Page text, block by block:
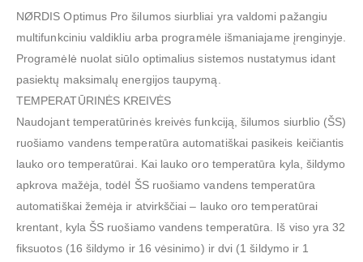
NØRDIS Optimus Pro šilumos siurbliai yra valdomi pažangiu
multifunkciniu valdikliu arba programėle išmaniajame įrenginyje.
Programėlė nuolat siūlo optimalius sistemos nustatymus idant
pasiektų maksimalų energijos taupymą.
TEMPERATŪRINĖS KREIVĖS
Naudojant temperatūrinės kreivės funkciją, šilumos siurblio (ŠS)
ruošiamo vandens temperatūra automatiškai pasikeis keičiantis
lauko oro temperatūrai. Kai lauko oro temperatūra kyla, šildymo
apkrova mažėja, todėl ŠS ruošiamo vandens temperatūra
automatiškai žemėja ir atvirkščiai – lauko oro temperatūrai
krentant, kyla ŠS ruošiamo vandens temperatūra. Iš viso yra 32
fiksuotos (16 šildymo ir 16 vėsinimo) ir dvi (1 šildymo ir 1